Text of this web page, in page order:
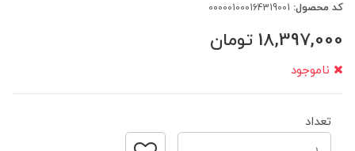
کد محصول:
18,397,000 تومان
ناموجود
تعداد